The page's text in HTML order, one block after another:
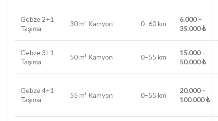
Gebze 2+1
Taşıma
30 m³ Kamyon 0–60 km
6.000 –
35.000 ₺
Gebze 3+1
Taşıma
50 m³ Kamyon 0–55 km
15.000 –
50.000 ₺
Gebze 4+1
Taşıma
55 m³ Kamyon 0–55 km
20.000 –
100.000 ₺